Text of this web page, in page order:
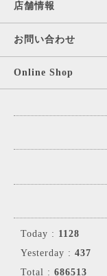
店舗情報
お問い合わせ
Online Shop
Today : 1128
Yesterday : 437
Total : 686513